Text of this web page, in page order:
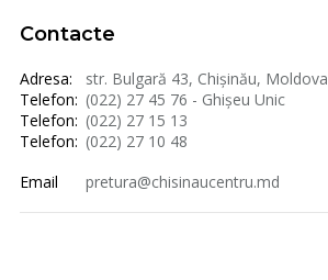
Contacte
Adresa:
str. Bulgară 43, Chișinău, Moldova
Telefon: (022) 27 45 76 - Ghișeu Unic
Telefon: (022) 27 15 13
Telefon: (022) 27 10 48
Email
pretura@chisinaucentru.md